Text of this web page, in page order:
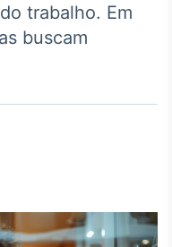
da
em tempo
real
trabalho. Em
buscam